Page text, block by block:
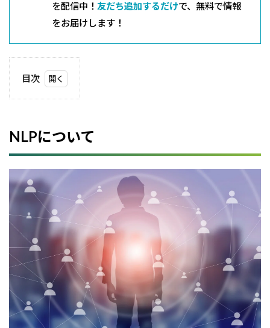
を配信中！ 友だち追加するだけで、無料で情報
をお届けします！
目次
つ
い
て
VAK
い
て
2.1
VAK
を取
り入
れた
文章
を見
NLPについて